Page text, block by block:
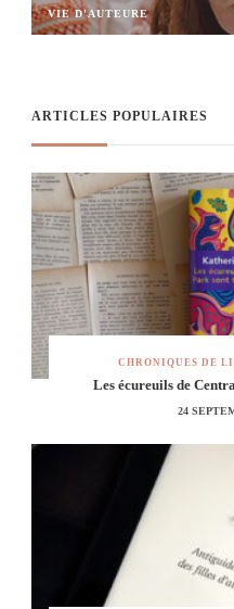
VIE D'AUTEURE
ARTICLES POPULAIRES
CHRONIQUES DE
Les écureuils de
24